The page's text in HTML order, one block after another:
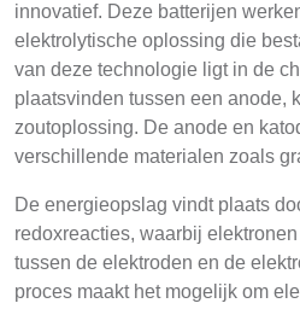
innovatief. Deze batterijen
elektrolytische oplossing die
van deze technologie ligt in de
plaatsvinden tussen een anode,
zoutoplossing. De anode en
verschillende materialen zoals
De energieopslag vindt plaats
redoxreacties, waarbij
tussen de elektroden en de
proces maakt het mogelijk om